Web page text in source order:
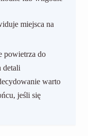
miejsca na
powietrza do
detali
warto
jeśli się